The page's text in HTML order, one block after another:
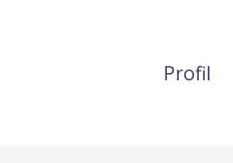
Profil